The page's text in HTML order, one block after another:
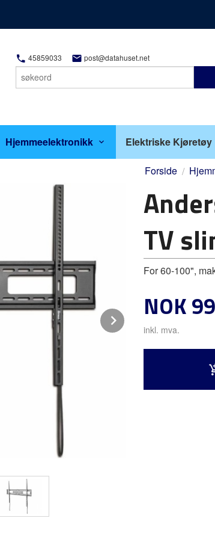
45859033 post@datahuset.net
Hjemmeelektronikk Elektriske Kjøretøy
Forside
Next
TV
For 60-100",
Pris
NOK
inkl. mva.